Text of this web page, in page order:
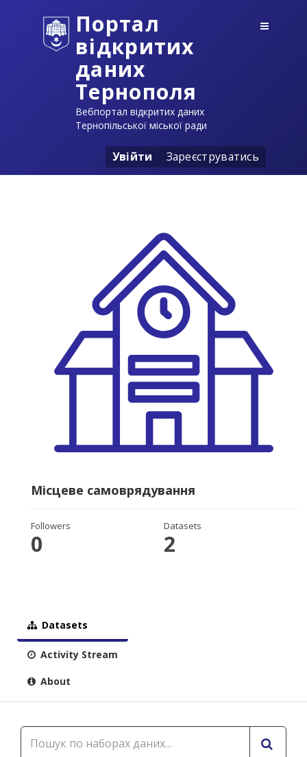
Портал
відкритих
даних
Тернополя
Вебпортал відкритих даних
Тернопільської міської ради
Увійти Зареєструватись
Місцеве самоврядування
Followers
0
Datasets
2
Datasets
Activity Stream
About